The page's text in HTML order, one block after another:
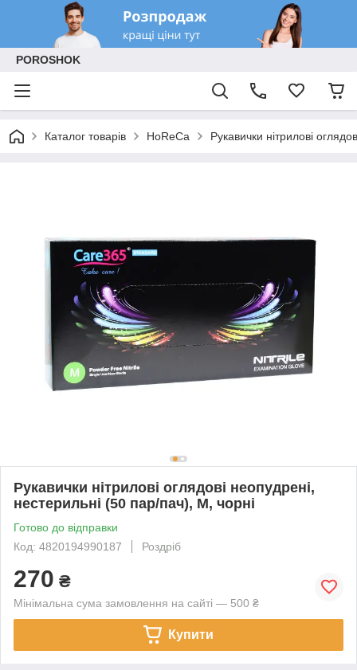
POROSHOK
Каталог товарів HoReCa Рукавички нітрилові
Рукавички нітрилові оглядові неопудрені,
нестерильні (50 пар/пач), М, чорні
Готово до відправки
Код: 4820194990187
Роздріб
270 ₴
Мінімальна сума замовлення на сайті — 500 ₴
Купити